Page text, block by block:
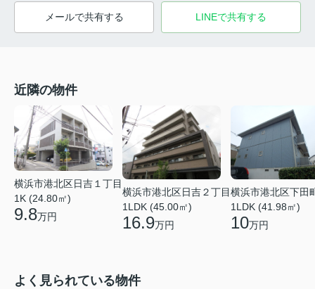
メールで共有する LINEで共有する
近隣の物件
横浜市港北区日吉１丁目
1K (24.80㎡)
9.8万円
横浜市港北区日吉２丁目
1LDK (45.00㎡)
16.9万円
横浜市港北区下田
1LDK (41.98㎡)
10万円
よく見られている物件